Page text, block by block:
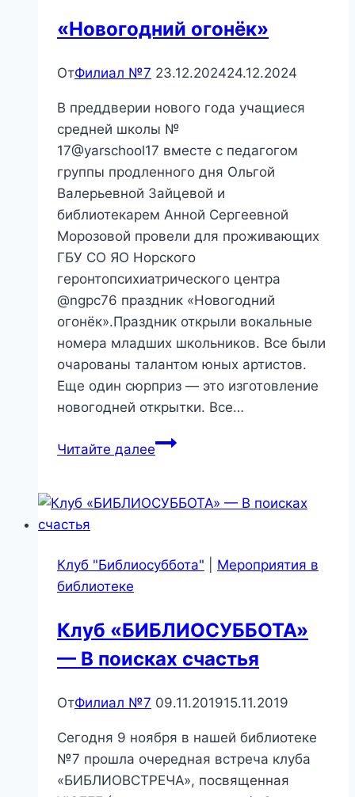
«Новогодний огонёк»
ОтФилиал №7 23.12.202424.12.2024
В преддверии нового года учащиеся
средней школы №
17@yarschool17 вместе с педагогом
группы продленного дня Ольгой
Валерьевной Зайцевой и
библиотекарем Анной Сергеевной
Морозовой провели для проживающих
ГБУ СО ЯО Норского
геронтопсихиатрического центра
@ngpc76 праздник «Новогодний
огонёк».Праздник открыли вокальные
номера младших школьников. Все были
очарованы талантом юных артистов.
Еще один сюрприз — это изготовление
новогодней открытки. Все…
Читайте далее«Новогодний
Клуб "Библиосуббота"
Мероприятия в
библиотеке
Клуб «БИБЛИОСУББОТА»
— В поисках счастья
ОтФилиал №7 09.11.201915.11.2019
Сегодня 9 ноября в нашей библиотеке
№7 прошла очередная встреча клуба
«БИБЛИОВСТРЕЧА», посвященная